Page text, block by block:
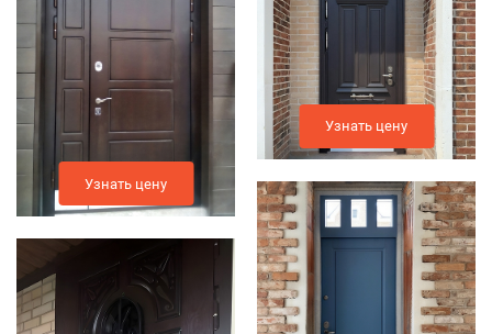
Узнать цену
Узнать цену